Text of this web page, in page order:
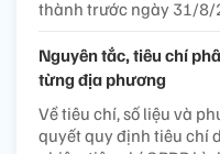
thành trước ngày 31/8/
Nguyên tắc, tiêu chí
từng địa phương
Về tiêu chí, số liệu và
quyết quy định tiêu chí